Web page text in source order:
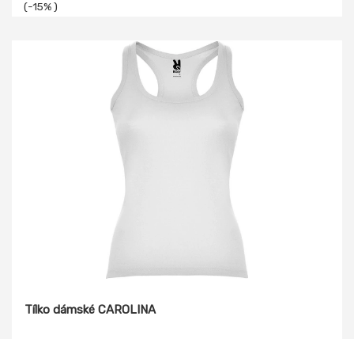
(-15% )
Tílko dámské CAROLINA